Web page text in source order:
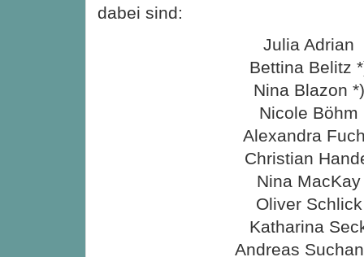
dabei sind:
Julia Adrian
Bettina Belitz
Nina Blazon *)
Nicole Böhm
Alexandra
Christian
Nina MacKay
Oliver Schlick
Katharina
Andreas